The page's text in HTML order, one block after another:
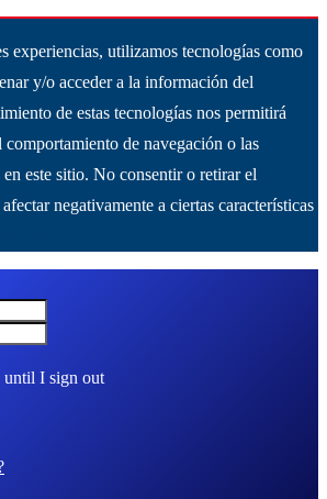
experiencias, utilizamos tecnologías como
y/o acceder a la información del
de estas tecnologías nos permitirá
comportamiento de navegación o las
este sitio. No consentir o retirar el
negativamente a ciertas características
until I sign out